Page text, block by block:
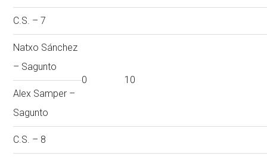
C.S. – 7
Natxo Sánchez
– Sagunto
0
10
Alex Samper –
Sagunto
C.S. – 8